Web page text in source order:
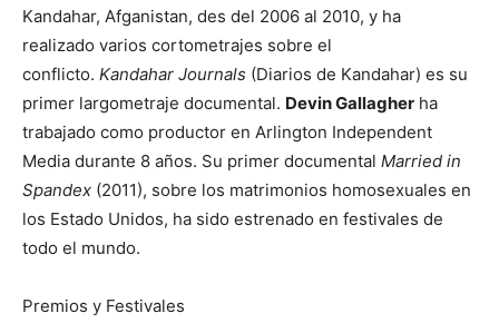
Kandahar, Afganistan, des del 2006 al 2010, y ha
realizado varios cortometrajes sobre el
conflicto. Kandahar Journals (Diarios de Kandahar) es su
primer largometraje documental. Devin Gallagher ha
trabajado como productor en Arlington Independent
Media durante 8 años. Su primer documental Married in
Spandex (2011), sobre los matrimonios homosexuales en
los Estado Unidos, ha sido estrenado en festivales de
todo el mundo.
Premios y Festivales